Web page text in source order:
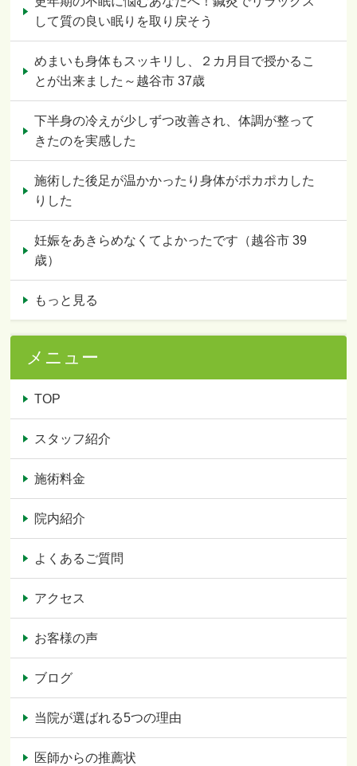
して質の良い眠りを取り戻そう
めまいも身体もスッキリし、２カ月目で授かるこ
とが出来ました～越谷市 37歳
下半身の冷えが少しずつ改善され、体調が整って
きたのを実感した
施術した後足が温かかったり身体がポカポカした
りした
妊娠をあきらめなくてよかったです（越谷市 39
歳）
もっと見る
メニュー
TOP
スタッフ紹介
施術料金
院内紹介
よくあるご質問
アクセス
お客様の声
ブログ
当院が選ばれる5つの理由
医師からの推薦状